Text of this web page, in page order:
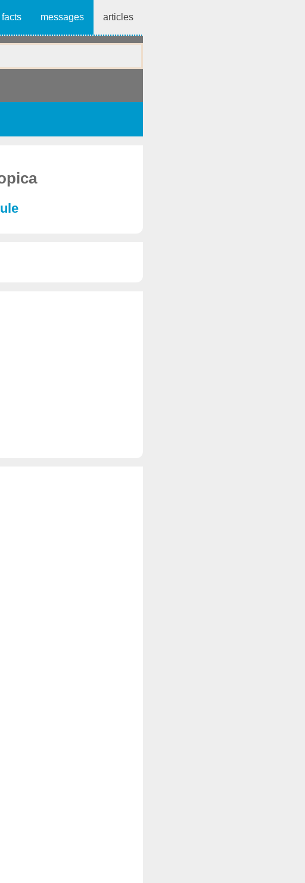
facts messages articles